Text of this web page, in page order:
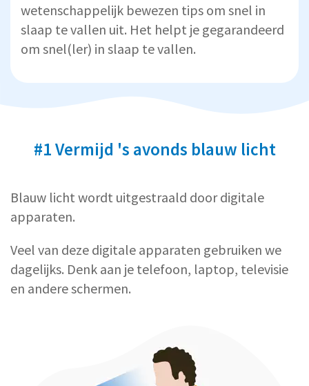
wetenschappelijk bewezen tips om snel in
slaap te vallen uit. Het helpt je gegarandeerd
om snel(ler) in slaap te vallen.
#1 Vermijd 's avonds blauw licht
Blauw licht wordt uitgestraald door digitale
apparaten.
Veel van deze digitale apparaten gebruiken we
dagelijks. Denk aan je telefoon, laptop, televisie
en andere schermen.